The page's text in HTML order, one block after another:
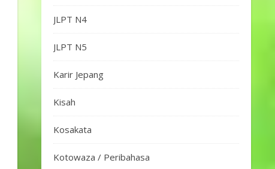
JLPT N4
JLPT N5
Karir Jepang
Kisah
Kosakata
Kotowaza / Peribahasa